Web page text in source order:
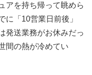
アを持ち帰って眺めら
に「10営業日前後」
発送業務がお休みだっ
間の熱が冷めてい